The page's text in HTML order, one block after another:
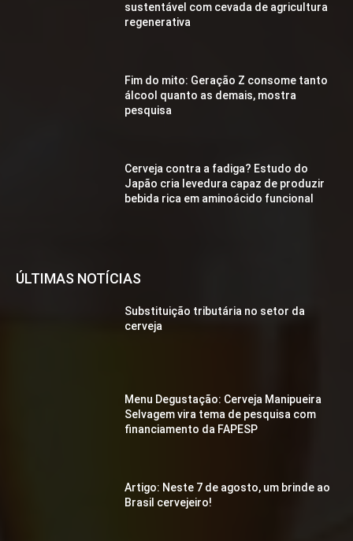
sustentável com cevada de agricultura
regenerativa
Fim do mito: Geração Z consome tanto
álcool quanto as demais, mostra
pesquisa
Cerveja contra a fadiga? Estudo do
Japão cria levedura capaz de produzir
bebida rica em aminoácido funcional
ÚLTIMAS NOTÍCIAS
Substituição tributária no setor da
cerveja
Menu Degustação: Cerveja Manipueira
Selvagem vira tema de pesquisa com
financiamento da FAPESP
Artigo: Neste 7 de agosto, um brinde ao
Brasil cervejeiro!